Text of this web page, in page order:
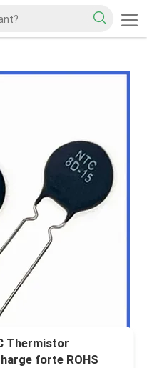
Thermistor
forte ROHS